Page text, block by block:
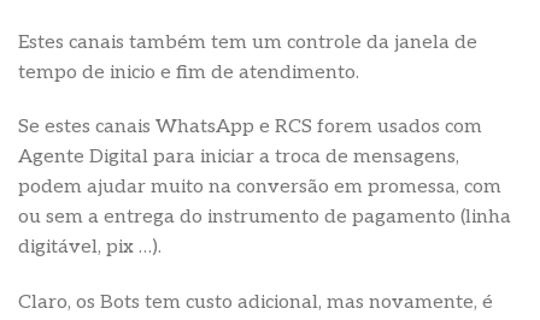
Estes canais também tem um controle da janela de
tempo de inicio e fim de atendimento.
Se estes canais WhatsApp e RCS forem usados com
Agente Digital para iniciar a troca de mensagens,
podem ajudar muito na conversão em promessa, com
ou sem a entrega do instrumento de pagamento (linha
digitável, pix …).
Claro, os Bots tem custo adicional, mas novamente, é